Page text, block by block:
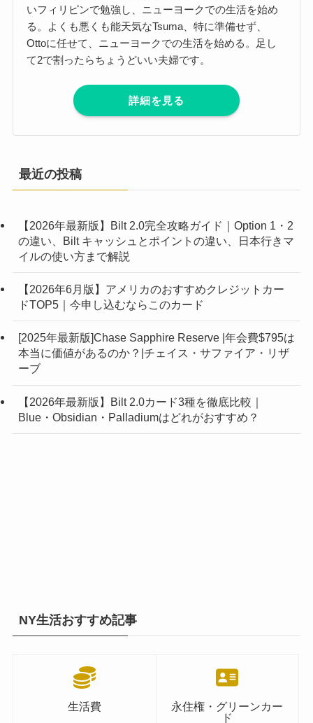
いフィリピンで勉強し、ニューヨークでの生活を始め
る。よくも悪くも能天気なTsuma、特に準備せず、
Ottoに任せて、ニューヨークでの生活を始める。足し
て2で割ったらちょうどいい夫婦です。
詳細を見る
最近の投稿
【2026年最新版】Bilt 2.0完全攻略ガイド｜Option 1・2
の違い、Bilt キャッシュとポイントの違い、日本行きマ
イルの使い方まで解説
【2026年6月版】アメリカのおすすめクレジットカー
ドTOP5｜今申し込むならこのカード
[2025年最新版]Chase Sapphire Reserve |年会費$795は
本当に価値があるのか？|チェイス・サファイア・リザ
ーブ
【2026年最新版】Bilt 2.0カード3種を徹底比較｜
Blue・Obsidian・Palladiumはどれがおすすめ？
NY生活おすすめ記事
生活費
永住権・グリーンカー
ド